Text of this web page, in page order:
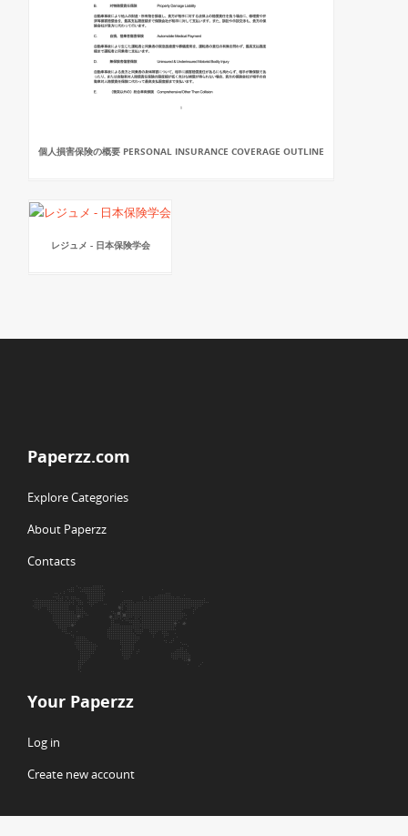
個人損害保険の概要 PERSONAL INSURANCE COVERAGE OUTLINE
レジュメ - 日本保険学会
Paperzz.com
Explore Categories
About Paperzz
Contacts
Your Paperzz
Log in
Create new account